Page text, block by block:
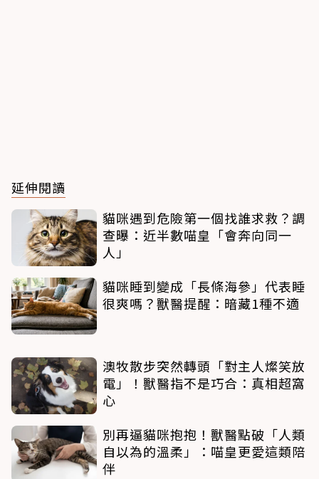
延伸閱讀
貓咪遇到危險第一個找誰求救？調
查曝：近半數喵皇「會奔向同一
人」
貓咪睡到變成「長條海參」代表睡
很爽嗎？獸醫提醒：暗藏1種不適
澳牧散步突然轉頭「對主人燦笑放
電」！獸醫指不是巧合：真相超窩
心
別再逼貓咪抱抱！獸醫點破「人類
自以為的溫柔」：喵皇更愛這類陪
伴